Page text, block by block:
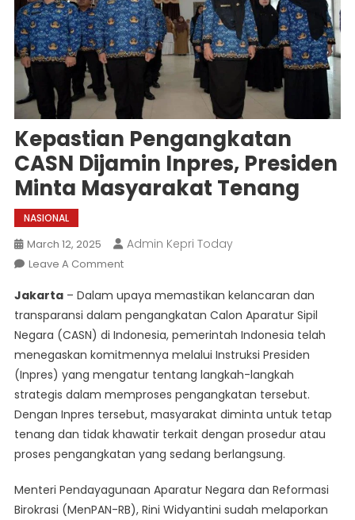
Kepastian Pengangkatan
CASN Dijamin Inpres, Presiden
Minta Masyarakat Tenang
NASIONAL
March 12, 2025 Admin Kepri Today
Leave A CommentOn
Pengangkatan
CASN
Dijamin
Inpres,
Presiden
Minta
Masyarakat
Tenang
Jakarta– Dalam upaya memastikan kelancaran dan
transparansi dalam pengangkatan Calon Aparatur Sipil
Negara (CASN) di Indonesia, pemerintah Indonesia telah
menegaskan komitmennya melalui Instruksi Presiden
(Inpres) yang mengatur tentang langkah-langkah
strategis dalam memproses pengangkatan tersebut.
Dengan Inpres tersebut, masyarakat diminta untuk tetap
tenang dan tidak khawatir terkait dengan prosedur atau
proses pengangkatan yang sedang berlangsung.
Menteri Pendayagunaan Aparatur Negara dan Reformasi
Birokrasi (MenPAN-RB), Rini Widyantini sudah melaporkan